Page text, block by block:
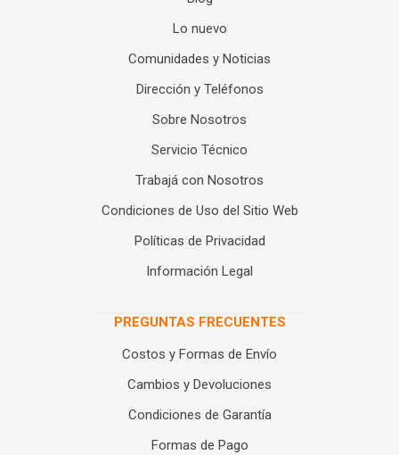
Lo nuevo
Comunidades y Noticias
Dirección y Teléfonos
Sobre Nosotros
Servicio Técnico
Trabajá con Nosotros
Condiciones de Uso del Sitio Web
Políticas de Privacidad
Información Legal
PREGUNTAS FRECUENTES
Costos y Formas de Envío
Cambios y Devoluciones
Condiciones de Garantía
Formas de Pago